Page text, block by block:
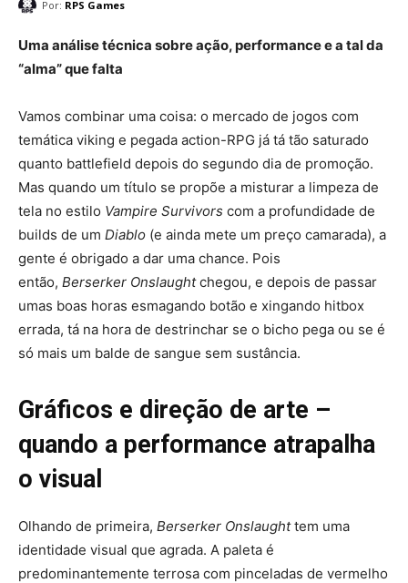
Por: RPS Games
Uma análise técnica sobre ação, performance e a tal da
“alma” que falta
Vamos combinar uma coisa: o mercado de jogos com
temática viking e pegada action-RPG já tá tão saturado
quanto battlefield depois do segundo dia de promoção.
Mas quando um título se propõe a misturar a limpeza de
tela no estilo Vampire Survivors com a profundidade de
builds de um Diablo (e ainda mete um preço camarada), a
gente é obrigado a dar uma chance. Pois
então, Berserker Onslaughtchegou, e depois de passar
umas boas horas esmagando botão e xingando hitbox
errada, tá na hora de destrinchar se o bicho pega ou se é
só mais um balde de sangue sem sustância.
Gráficos e direção de arte –
quando a performance atrapalha
o visual
Olhando de primeira, Berserker Onslaughttem uma
identidade visual que agrada. A paleta é
predominantemente terrosa com pinceladas de vermelho